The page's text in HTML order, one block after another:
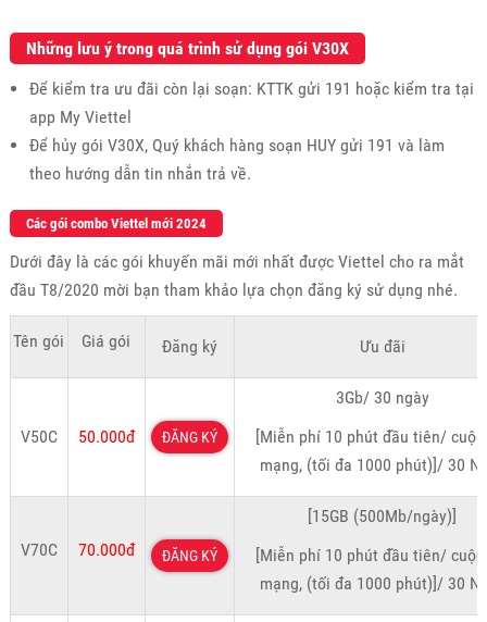
Những lưu ý trong quá trình sử dụng gói V30X
Để kiểm tra ưu đãi còn lại soạn: KTTK gửi 191 hoặc kiểm tra tại
app My Viettel
Để hủy gói V30X, Quý khách hàng soạn HUY gửi 191 và làm
theo hướng dẫn tin nhắn trả về.
Các gói combo Viettel mới 2024
Dưới đây là các gói khuyến mãi mới nhất được Viettel cho ra mắt
đầu T8/2020 mời bạn tham khảo lựa chọn đăng ký sử dụng nhé.
Tên gói Giá gói Đăng ký Ưu đãi
V50C 50.000đ ĐĂNG KÝ
3Gb/ 30 ngày
[Miễn phí 10 phút đầu tiên/
mạng, (tối đa 1000 phút)]/ 30
V70C 70.000đ ĐĂNG KÝ
[15GB (500Mb/ngày)]
[Miễn phí 10 phút đầu tiên/
mạng, (tối đa 1000 phút)]/ 30